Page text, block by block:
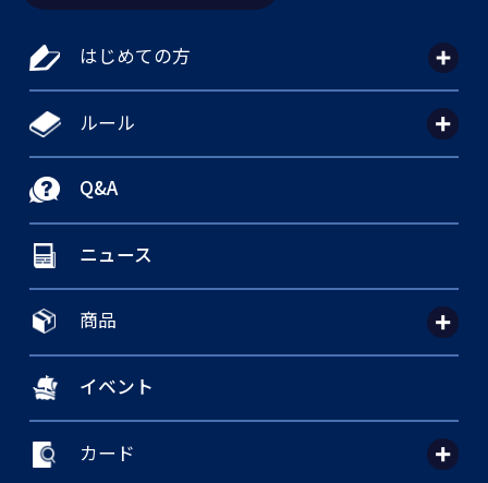
はじめての方
ルール
Q&A
ニュース
商品
イベント
カード